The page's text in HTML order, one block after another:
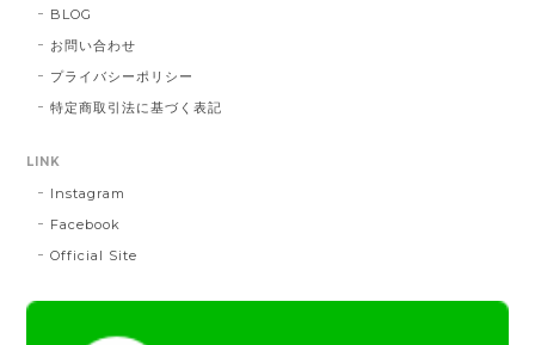
2024/11/30
BLOG
お問い合わせ
プライバシーポリシー
特定商取引法に基づく表記
LINK
Instagram
Facebook
Official Site